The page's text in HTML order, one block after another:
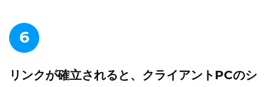
6
リンクが確立されると、クライアントPCのシ